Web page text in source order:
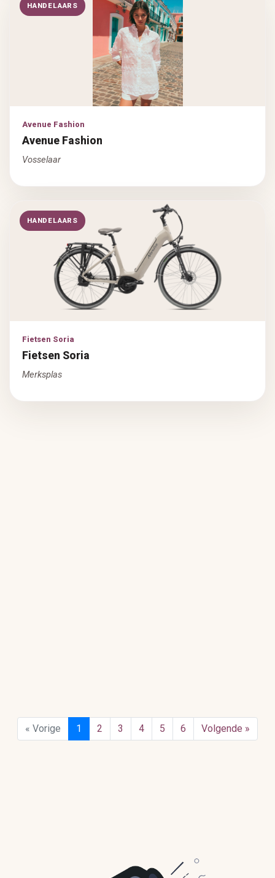
HANDELAARS
Avenue Fashion
Avenue Fashion
Vosselaar
HANDELAARS
Fietsen Soria
Fietsen Soria
Merksplas
« Vorige 1 2 3 4 5 6 Volgende »